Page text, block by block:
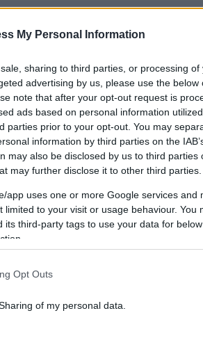
My Personal Information
sharing to third parties, or processing
advertising by us, please use the below
note that after your opt-out request is
ads based on personal information
parties prior to your opt-out. You may
information by third parties on the
may also be disclosed by us to third parties
may further disclose it to other third parties.
app uses one or more Google services and
limited to your visit or usage behaviour. You
its third-party tags to use your data for
Opt Outs
of my personal data.
του
γήπεδο
Skin dysmorphia:
«τέλειο» δέρμα
ψυχικής υγείας
βάρος;